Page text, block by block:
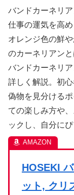
バンドカーネリ
仕事の運気を高
オレンジ色の鮮
のカーネリアン
バンドカーネリ
詳しく解説。初
偽物を見分ける
ての楽しみ方や
ックし、自分に
HOSEKI
ット, クリ